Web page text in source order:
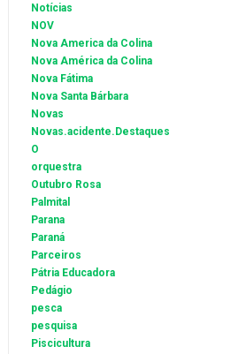
Notícias
NOV
Nova America da Colina
Nova América da Colina
Nova Fátima
Nova Santa Bárbara
Novas
Novas.acidente.Destaques
O
orquestra
Outubro Rosa
Palmital
Parana
Paraná
Parceiros
Pátria Educadora
Pedágio
pesca
pesquisa
Piscicultura